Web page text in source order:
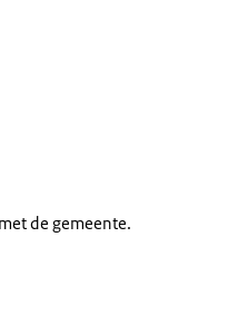
de gemeente.